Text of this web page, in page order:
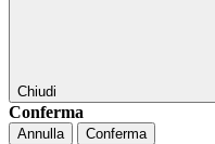
Chiudi
Conferma
Annulla Conferma